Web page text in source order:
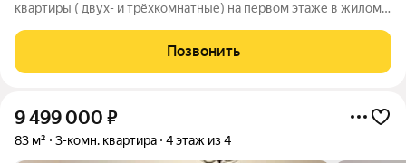
квартиры ( двух- и трёхкомнатные) на первом этаже в жилом
функционирует вся инфраструктура - въезд через откатные
ворота на охраняемую
Позвонить
9 499 000 ₽
83 м² 3-комн. квартира 4 этаж из 4